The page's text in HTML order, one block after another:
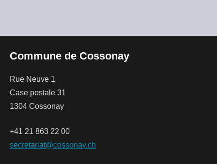
Commune de Cossonay
Rue Neuve 1
Case postale 31
1304 Cossonay
+41 21 863 22 00
secretariat@cossonay.ch